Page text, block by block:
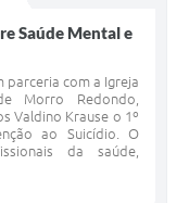
Saúde Mental e
parceria com a Igreja
Morro Redondo,
Valdino Krause o 1º
ao Suicídio. O
da saúde,